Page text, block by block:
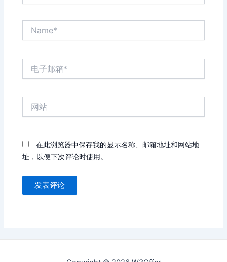
在此浏览器中保存我的显示名称、邮箱地址和网站地
址，以便下次评论时使用。